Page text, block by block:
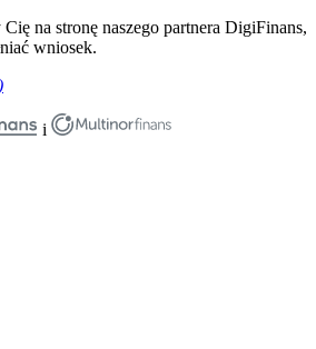
na stronę naszego partnera DigiFinans,
wniosek.
i